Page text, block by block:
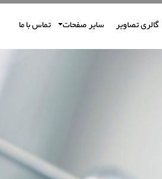
گالری تصاویر سایر صفحات تماس با ما